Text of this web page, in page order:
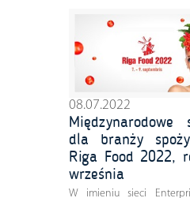
08.07.2022
Międzynarodowe
dla branży
Riga Food 2022,
września
W imieniu sieci